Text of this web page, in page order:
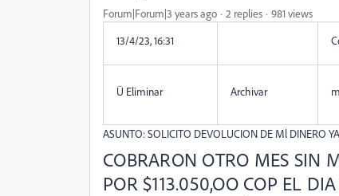
Forum|Forum|3 years ago 2 replies
981 views
13/4/23, 16:31
Ü Eliminar Archivar
ASUNTO: SOLICITO DEVOLUCION DE Ml DINERO
COBRARON OTRO MES SIN
POR $113.050,OO COP EL